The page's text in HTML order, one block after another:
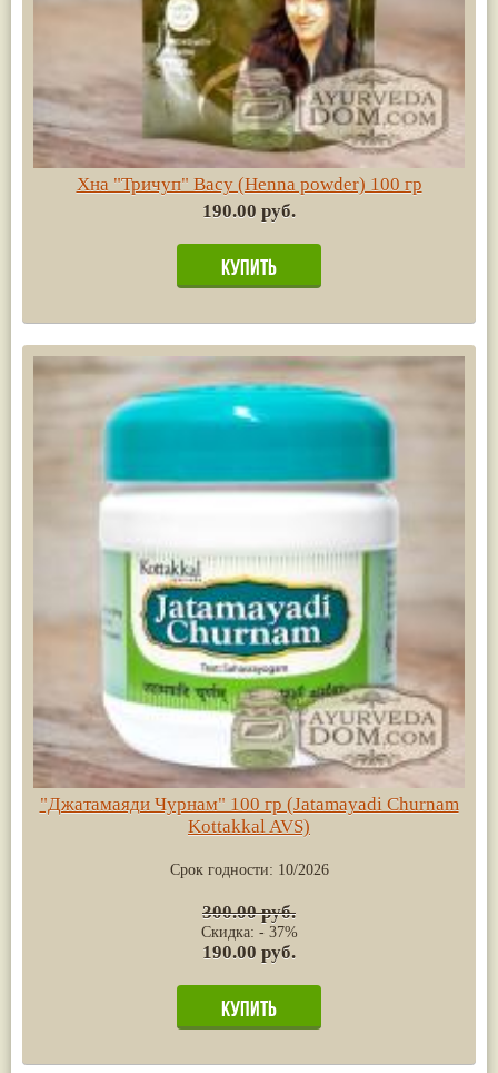
Хна "Тричуп" Васу (Henna powder) 100 гр
190.00 руб.
"Джатамаяди Чурнам" 100 гр (Jatamayadi Churnam
Kottakkal AVS)
Срок годности: 10/2026
300.00 руб.
Скидка: - 37%
190.00 руб.